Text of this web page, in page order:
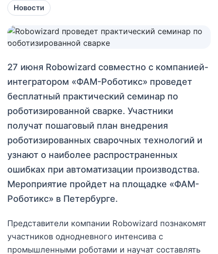
Новости
27 июня Robowizard совместно с компанией-
интегратором «ФАМ-Роботикс» проведет
бесплатный практический семинар по
роботизированной сварке. Участники
получат пошаговый план внедрения
роботизированных сварочных технологий и
узнают о наиболее распространенных
ошибках при автоматизации производства.
Мероприятие пройдет на площадке «ФАМ-
Роботикс» в Петербурге.
Представители компании Robowizard познакомят
участников однодневного интенсива с
промышленными роботами и научат составлять